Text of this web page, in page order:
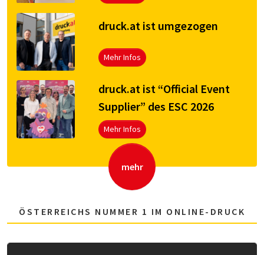
druck.at ist umgezogen
Mehr Infos
druck.at ist “Official Event
Supplier” des ESC 2026
Mehr Infos
mehr
ÖSTERREICHS NUMMER 1 IM ONLINE-DRUCK